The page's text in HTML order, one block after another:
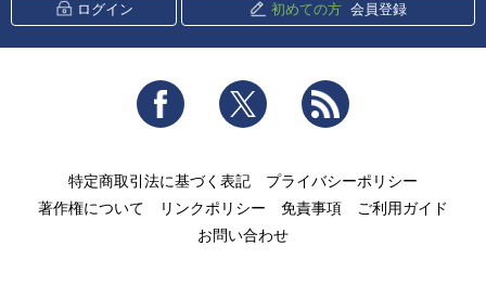
ログイン 初めての方 会員登録
Facebook Twitter
特定商取引法に基づく表記
プライバシーポリシー
著作権について
リンクポリシー 免責事項
ご利用ガイド
お問い合わせ